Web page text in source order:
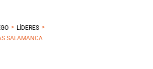
> LÍDERES >
SALAMANCA